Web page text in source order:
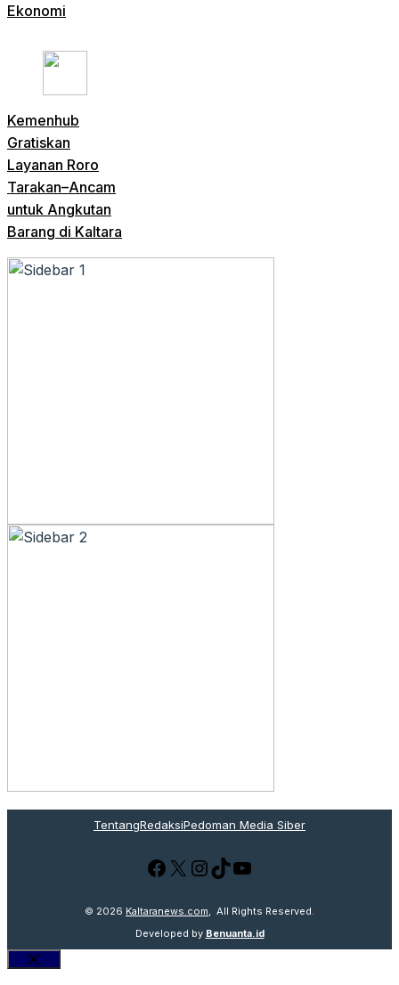
Ekonomi
Kemenhub
Gratiskan
Layanan Roro
Tarakan–Ancam
untuk Angkutan
Barang di Kaltara
TentangRedaksiPedoman Media Siber
Facebook
X Instagram
TikTok
YouTube
© 2026 Kaltaranews.com , All Rights Reserved.
Developed by Benuanta.id
Close